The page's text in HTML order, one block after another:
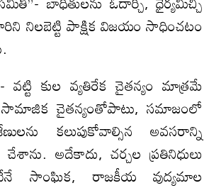
నిలబెట్టి పాక్షిక విజయం సాధించటం
వట్టి కుల వ్యతిరేక చైతన్యం మాత్రమే
సామాజిక చైతన్యంతోపాటు, సమాజంలో
కలుపుకోవాల్సిన అవసరాన్ని
అదేకాదు, చర్చల ప్రతినిధులు
సాంఘిక, రాజకీయ వుద్యమాల